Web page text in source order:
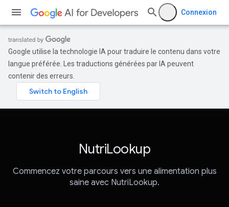
Connexion
Google utilise la technologie IA pour traduire le contenu dans votre
langue préférée. Les traductions générées par IA peuvent
contenir des erreurs.
NutriLookup
Commencez votre parcours vers une alimentation plus
saine avec NutriLookup.